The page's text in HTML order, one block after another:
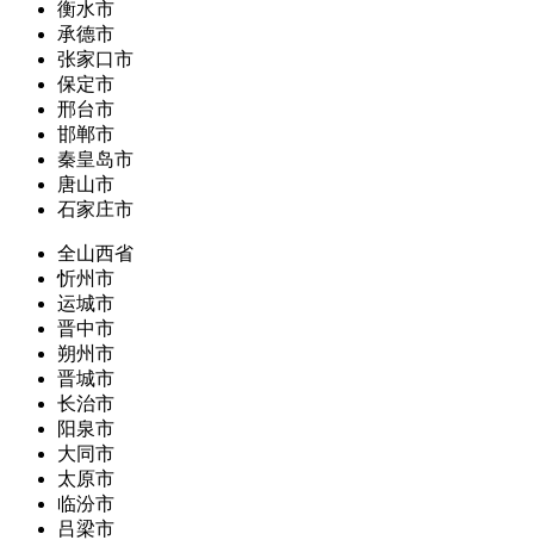
衡水市
承德市
张家口市
保定市
邢台市
邯郸市
秦皇岛市
唐山市
石家庄市
全山西省
忻州市
运城市
晋中市
朔州市
晋城市
长治市
阳泉市
大同市
太原市
临汾市
吕梁市